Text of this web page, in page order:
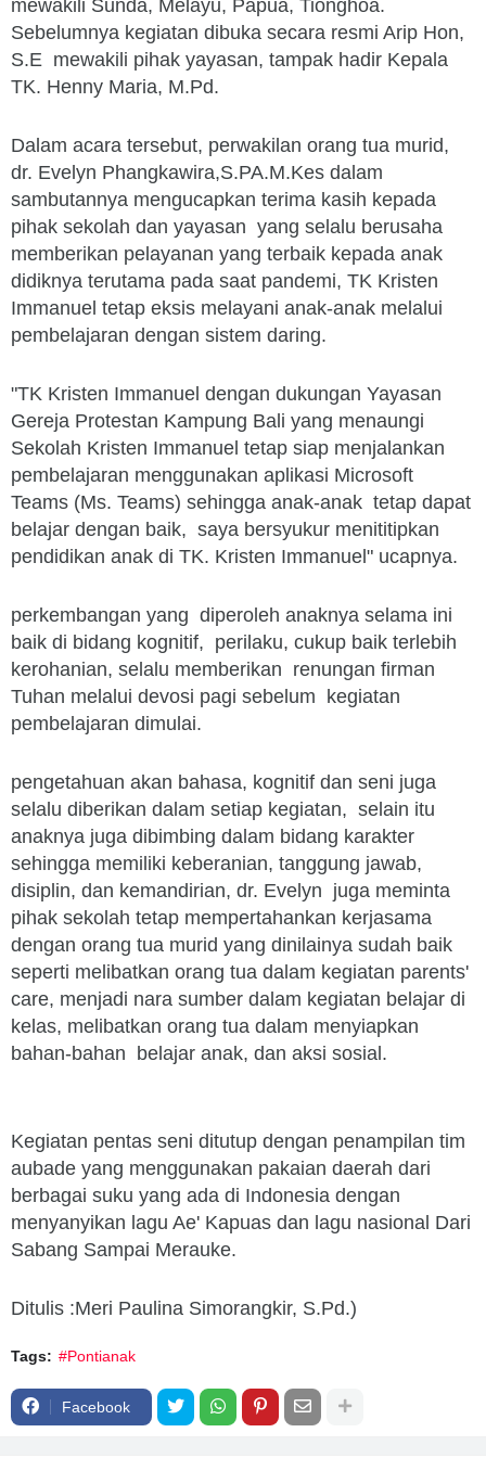
mewakili Sunda, Melayu, Papua, Tionghoa.
Sebelumnya kegiatan dibuka secara resmi Arip Hon,
S.E mewakili pihak yayasan, tampak hadir Kepala
TK. Henny Maria, M.Pd.
Dalam acara tersebut, perwakilan orang tua murid,
dr. Evelyn Phangkawira,S.PA.M.Kes dalam
sambutannya mengucapkan terima kasih kepada
pihak sekolah dan yayasan yang selalu berusaha
memberikan pelayanan yang terbaik kepada anak
didiknya terutama pada saat pandemi, TK Kristen
Immanuel tetap eksis melayani anak-anak melalui
pembelajaran dengan sistem daring.
"TK Kristen Immanuel dengan dukungan Yayasan
Gereja Protestan Kampung Bali yang menaungi
Sekolah Kristen Immanuel tetap siap menjalankan
pembelajaran menggunakan aplikasi Microsoft
Teams (Ms. Teams) sehingga anak-anak tetap dapat
belajar dengan baik, saya bersyukur menititipkan
pendidikan anak di TK. Kristen Immanuel" ucapnya.
perkembangan yang diperoleh anaknya selama ini
baik di bidang kognitif, perilaku, cukup baik terlebih
kerohanian, selalu memberikan renungan firman
Tuhan melalui devosi pagi sebelum kegiatan
pembelajaran dimulai.
pengetahuan akan bahasa, kognitif dan seni juga
selalu diberikan dalam setiap kegiatan, selain itu
anaknya juga dibimbing dalam bidang karakter
sehingga memiliki keberanian, tanggung jawab,
disiplin, dan kemandirian, dr. Evelyn juga meminta
pihak sekolah tetap mempertahankan kerjasama
dengan orang tua murid yang dinilainya sudah baik
seperti melibatkan orang tua dalam kegiatan parents'
care, menjadi nara sumber dalam kegiatan belajar di
kelas, melibatkan orang tua dalam menyiapkan
bahan-bahan belajar anak, dan aksi sosial.
Kegiatan pentas seni ditutup dengan penampilan tim
aubade yang menggunakan pakaian daerah dari
berbagai suku yang ada di Indonesia dengan
menyanyikan lagu Ae' Kapuas dan lagu nasional Dari
Sabang Sampai Merauke.
Ditulis :Meri Paulina Simorangkir, S.Pd.)
Tags: #Pontianak
Facebook